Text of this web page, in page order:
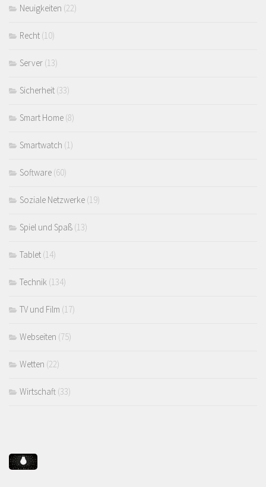
Neuigkeiten (22)
Recht (10)
Server (13)
Sicherheit (33)
Smart Home (8)
Smartwatch (1)
Software (60)
Soziale Netzwerke (19)
Spiel und Spaß (13)
Tablet (14)
Technik (134)
TV und Film (17)
Webseiten (75)
Wetten (22)
Wirtschaft (33)